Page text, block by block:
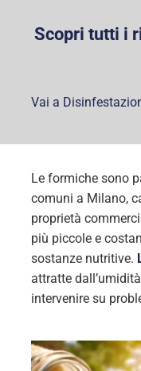
Scopri tutti i
Vai a
Le formiche sono
comuni a Milano,
proprietà
più piccole e
sostanze nutritive.
attratte
intervenire su